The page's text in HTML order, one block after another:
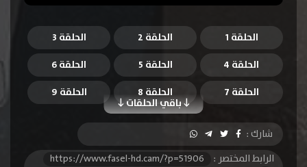
الحلقة 1 الحلقة 2
الحلقة 3
الحلقة 4
الحلقة 5 الحلقة 6
باقي الحلقات
الحلقة 7 الحلقة 8
الحلقة 9
الحلقة 10
الحلقة 11
الحلقة 12
الحلقة 13
الحلقة 14
الحلقة 15
شارك :
الرابط المختصر :
https://www.fasel-hd.cam/?p=51906